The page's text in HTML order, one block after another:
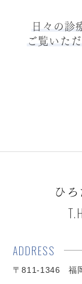
日々の診
ご覧いた
ひ
ADDRESS
〒811-1346 福